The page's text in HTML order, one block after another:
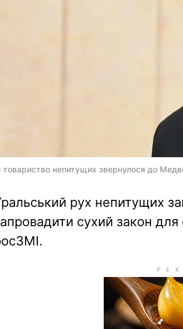
товариство непитущих звернулося до
рух непитущих
сухий закон